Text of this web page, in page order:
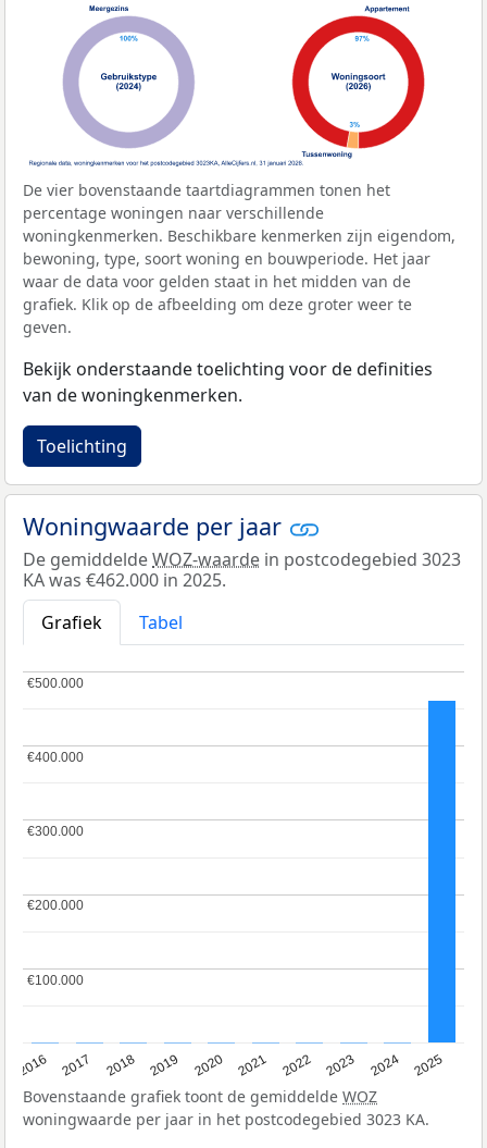
De vier bovenstaande taartdiagrammen tonen het
percentage woningen naar verschillende
woningkenmerken. Beschikbare kenmerken zijn eigendom,
bewoning, type, soort woning en bouwperiode. Het jaar
waar de data voor gelden staat in het midden van de
grafiek. Klik op de afbeelding om deze groter weer te
geven.
Bekijk onderstaande toelichting voor de definities
van de woningkenmerken.
Toelichting
Woningwaarde per jaar
De gemiddeldeWOZ-waarde in postcodegebied 3023
KA was €462.000 in 2025.
Grafiek
Tabel
2016 2017 2018 2019 2020 2021 2022 2023 2024 2025
€100.000
€100.000
€200.000
€200.000
€300.000
€300.000
€400.000
€400.000
€500.000
€500.000
Bovenstaande grafiek toont de gemiddelde WOZ
woningwaarde per jaar in het postcodegebied 3023 KA.